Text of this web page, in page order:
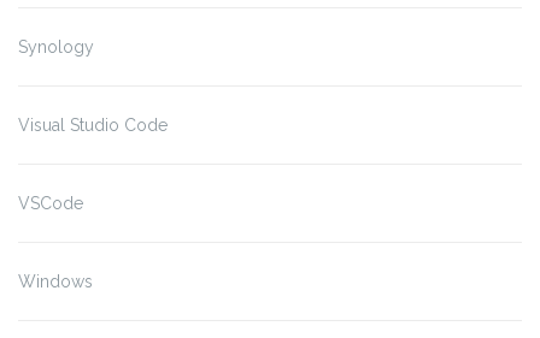
Synology
Visual Studio Code
VSCode
Windows